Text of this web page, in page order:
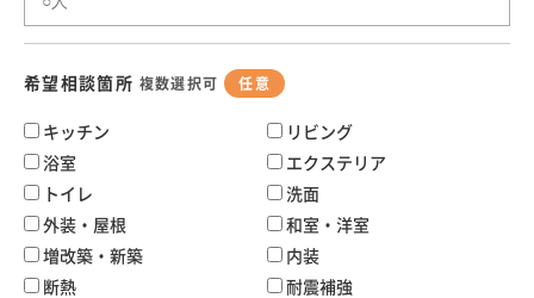
希望相談箇所 複数選択可 任意
キッチン
リビング
浴室
エクステリア
トイレ
洗面
外装・屋根
和室・洋室
増改築・新築
内装
断熱
耐震補強